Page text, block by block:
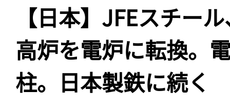
【日本】JFEスチー
高炉を電炉に転換。
柱。日本製鉄に続く